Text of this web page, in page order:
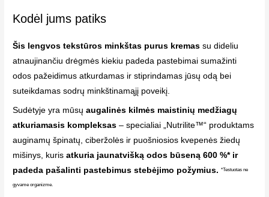
Kodėl jums patiks
Šis lengvos tekstūros minkštas purus kremas su dideliu
atnaujinančiu drėgmės kiekiu padeda pastebimai sumažinti
odos pažeidimus atkurdamas ir stiprindamas jūsų odą bei
suteikdamas sodrų minkštinamąjį poveikį.
Sudėtyje yra mūsųaugalinės kilmės maistinių medžiagų
atkuriamasis kompleksas – specialiai „Nutrilite™“ produktams
auginamų špinatų, ciberžolės ir puošniosios kvepenės žiedų
mišinys, kurisatkuria jaunatvišką odos būseną 600 %* ir
padeda pašalinti pastebimus stebėjimo požymius. *Testuotas ne
gyvame organizme.